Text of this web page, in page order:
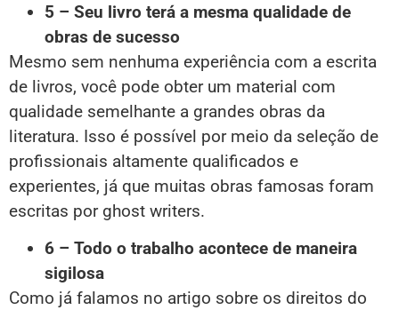
5 – Seu livro terá a mesma qualidade de
obras de sucesso
Mesmo sem nenhuma experiência com a escrita
de livros, você pode obter um material com
qualidade semelhante a grandes obras da
literatura. Isso é possível por meio da seleção de
profissionais altamente qualificados e
experientes, já que muitas obras famosas foram
escritas por ghost writers.
6 – Todo o trabalho acontece de maneira
sigilosa
Como já falamos no artigo sobre os direitos do